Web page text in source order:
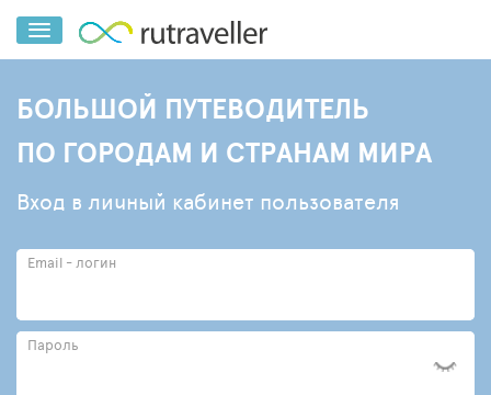
БОЛЬШОЙ ПУТЕВОДИТЕЛЬ
ПО ГОРОДАМ И СТРАНАМ МИРА
Вход в личный кабинет пользователя
Email - логин
Пароль